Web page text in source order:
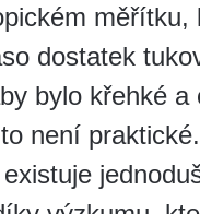
měřítku,
dostatek
bylo křehké a
není praktické.